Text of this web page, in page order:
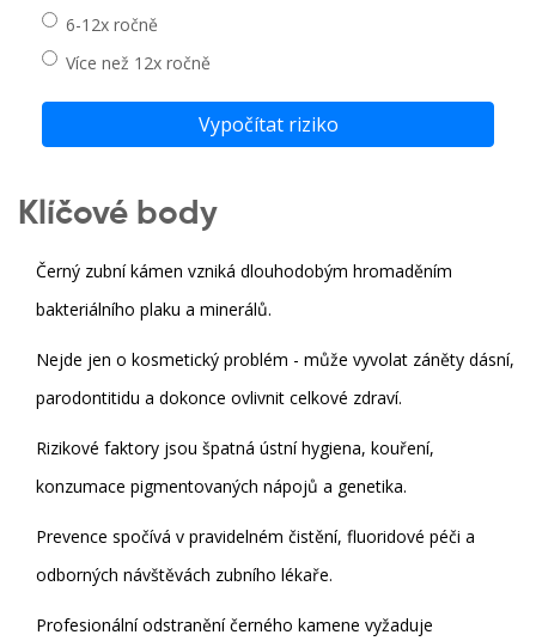
6-12x ročně
Více než 12x ročně
Vypočítat riziko
Klíčové body
Černý zubní kámen vzniká dlouhodobým hromaděním
bakteriálního plaku a minerálů.
Nejde jen o kosmetický problém - může vyvolat záněty dásní,
parodontitidu a dokonce ovlivnit celkové zdraví.
Rizikové faktory jsou špatná ústní hygiena, kouření,
konzumace pigmentovaných nápojů a genetika.
Prevence spočívá v pravidelném čistění, fluoridové péči a
odborných návštěvách zubního lékaře.
Profesionální odstranění černého kamene vyžaduje